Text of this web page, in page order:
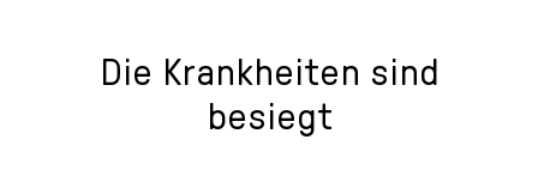
Die Krankheiten sind
besiegt